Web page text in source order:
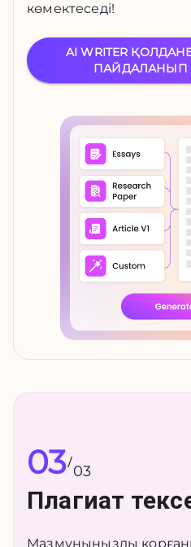
көмектеседі!
AI WRITER
ПАЙДАЛАНЫП
03/
03
Плагиат
Мазмұныңызды